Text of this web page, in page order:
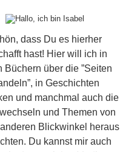
dass Du es hierher
hast! Hier will ich in
Büchern über die ”Seiten
in Geschichten
und manchmal auch die
und Themen von
Blickwinkel heraus
Du kannst mir auch